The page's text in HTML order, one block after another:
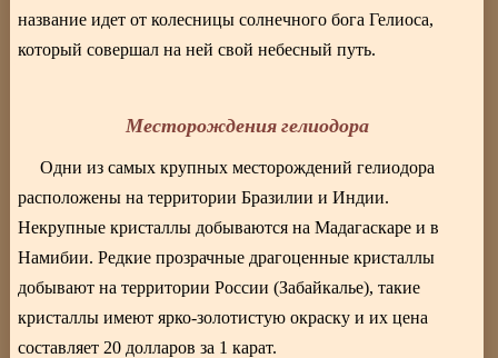
название идет от колесницы солнечного бога Гелиоса,
который совершал на ней свой небесный путь.
Месторождения гелиодора
Одни из самых крупных месторождений гелиодора
расположены на территории Бразилии и Индии.
Некрупные кристаллы добываются на Мадагаскаре и в
Намибии. Редкие прозрачные драгоценные кристаллы
добывают на территории России (Забайкалье), такие
кристаллы имеют ярко-золотистую окраску и их цена
составляет 20 долларов за 1 карат.